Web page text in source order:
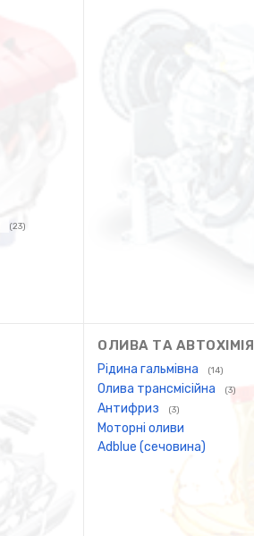
(23)
ОЛИВА ТА АВТОХІМІЯ
Рідина гальмівна (14)
Олива трансмісійна (3)
Антифриз (3)
Моторні оливи
Adblue (сечовина)